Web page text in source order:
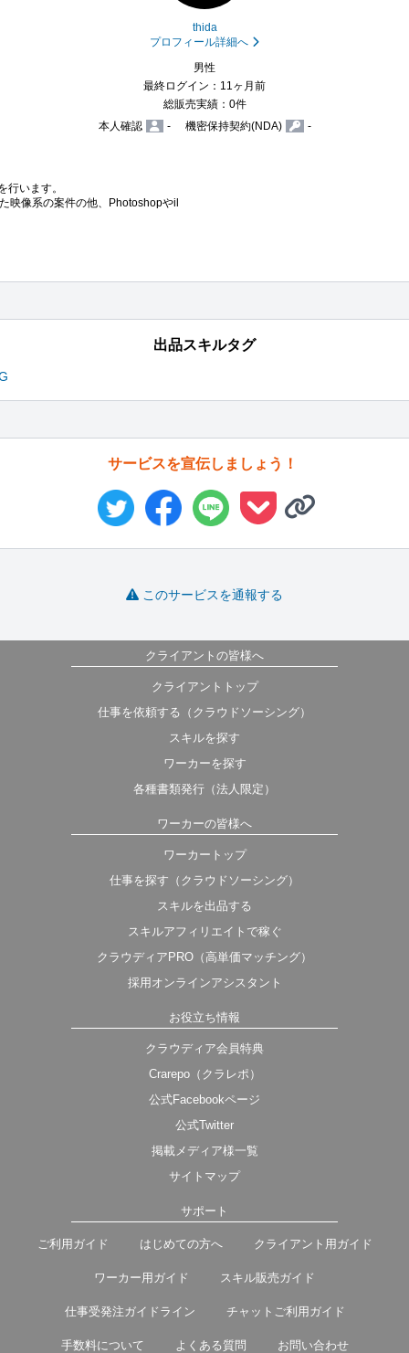
thida
プロフィール詳細へ
男性
最終ログイン：11ヶ月前
総販売実績：0件
本人確認
- 機密保持契約(NDA) -
います。
映像系の案件の他、Photoshopやil
出品スキルタグ
サービスを宣伝しましょう！
このサービスを通報する
クライアントの皆様へ
クライアントトップ
仕事を依頼する（クラウドソーシング）
スキルを探す
ワーカーを探す
各種書類発行（法人限定）
ワーカーの皆様へ
ワーカートップ
仕事を探す（クラウドソーシング）
スキルを出品する
スキルアフィリエイトで稼ぐ
クラウディアPRO（高単価マッチング）
採用オンラインアシスタント
お役立ち情報
クラウディア会員特典
Crarepo（クラレポ）
公式Facebookページ
公式Twitter
掲載メディア様一覧
サイトマップ
サポート
ご利用ガイド はじめての方へ クライアント用ガイド
ワーカー用ガイド スキル販売ガイド
仕事受発注ガイドライン チャットご利用ガイド
手数料について よくある質問 お問い合わせ